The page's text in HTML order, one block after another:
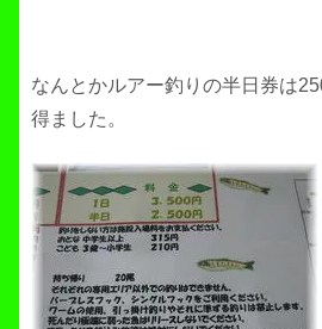
なんとかルアー釣りの半日券は
得ました。